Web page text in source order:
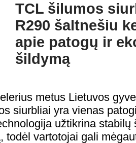
TCL šilumos
R290 šaltnešiu
apie patogų ir
šildymą
metus Lietuvos
siurbliai yra vienas
užtikrina
todėl vartotojai gali